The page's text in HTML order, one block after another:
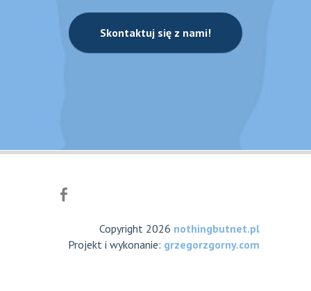
Skontaktuj się z nami!
Copyright 2026 nothingbutnet.pl
Projekt i wykonanie: grzegorzgorny.com